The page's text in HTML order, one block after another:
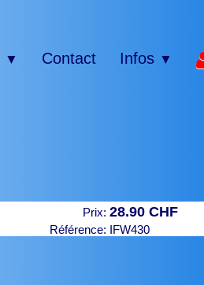
▼ Contact Infos ▼
Prix: 28.90 CHF
Référence: IFW430